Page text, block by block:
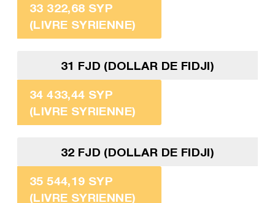
33 322,68 SYP
(LIVRE SYRIENNE)
31 FJD (DOLLAR DE FIDJI)
34 433,44 SYP
(LIVRE SYRIENNE)
32 FJD (DOLLAR DE FIDJI)
35 544,19 SYP
(LIVRE SYRIENNE)